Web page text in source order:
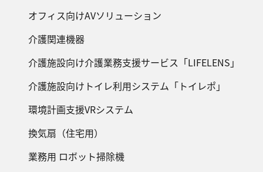
オフィス向けAVソリューション
介護関連機器
介護施設向け介護業務支援サービス「LIFELENS」
介護施設向けトイレ利用システム「トイレポ」
環境計画支援VRシステム
換気扇（住宅用）
業務用 ロボット掃除機